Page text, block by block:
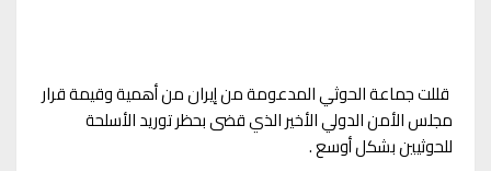
قللت جماعة الحوثي المدعومة من إيران من أهمية وقيمة قرار
مجلس الأمن الدولي الأخير الذي قضى بحظر توريد الأسلحة
للحوثيين بشكل أوسع .